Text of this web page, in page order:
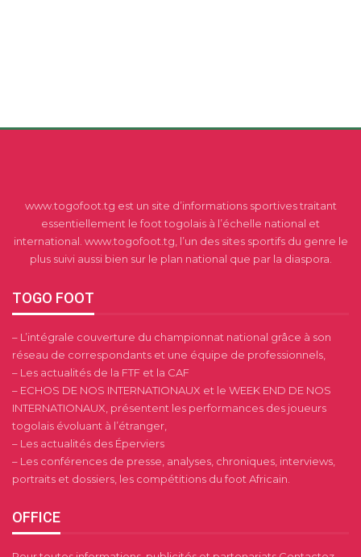
www.togofoot.tg est un site d’informations sportives traitant
essentiellement le foot togolais à l’échelle national et
international. www.togofoot.tg, l’un des sites sportifs du genre le
plus suivi aussi bien sur le plan national que par la diaspora.
TOGO FOOT
– L’intégrale couverture du championnat national grâce à son
réseau de correspondants et une équipe de professionnels,
– Les actualités de la FTF et la CAF
– ECHOS DE NOS INTERNATIONAUX et le WEEK END DE NOS
INTERNATIONAUX, présentent les performances des joueurs
togolais évoluant à l’étranger,
– Les actualités des Éperviers
– Les conférences de presse, analyses, chroniques, interviews,
portraits et dossiers, les compétitions du foot Africain.
OFFICE